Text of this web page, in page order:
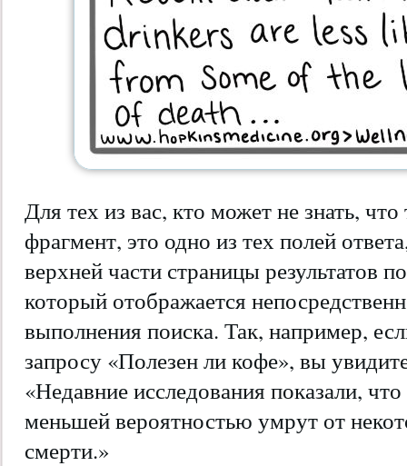
Для тех из вас, кто может не знать,
фрагмент, это одно из тех полей
верхней части страницы результатов
который отображается
выполнения поиска. Так, например,
запросу «Полезен ли кофе», вы
«Недавние исследования показали,
меньшей вероятностью умрут от
смерти.»